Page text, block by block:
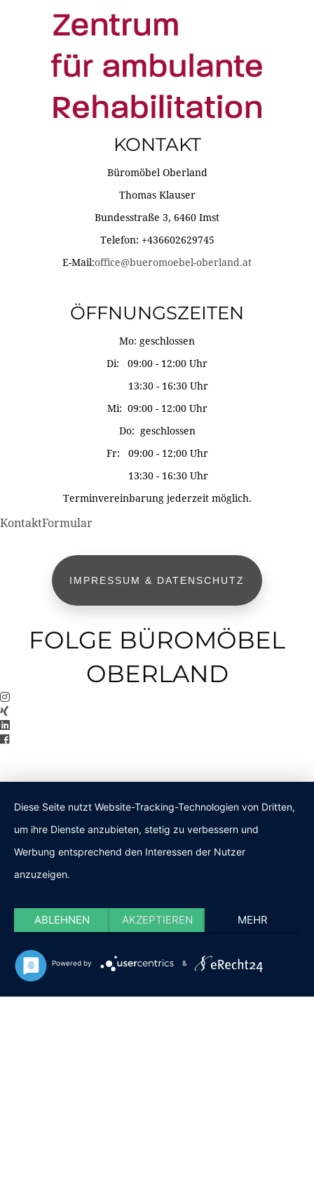
KONTAKT
Büromöbel Oberland
Thomas Klauser
Bundesstraße 3, 6460 Imst
Telefon: +436602629745
E-Mail:office@bueromoebel-oberland.at
ÖFFNUNGSZEITEN
Mo: geschlossen
Di: 09:00 - 12:00 Uhr
13:30 - 16:30 Uhr
Mi: 09:00 - 12:00 Uhr
Do: geschlossen
Fr: 09:00 - 12:00 Uhr
13:30 - 16:30 Uhr
Terminvereinbarung jederzeit möglich.
KontaktFormular
IMPRESSUM & DATENSCHUTZ
FOLGE BÜROMÖBEL
OBERLAND
Diese Seite nutzt Website-Tracking-Technologien von Dritten,
um ihre Dienste anzubieten, stetig zu verbessern und
Werbung entsprechend den Interessen der Nutzer
anzuzeigen.
ABLEHNEN AKZEPTIEREN MEHR
Powered by &